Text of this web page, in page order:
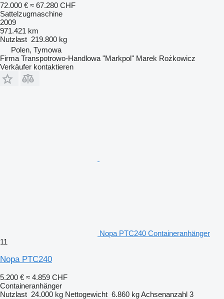
72.000 € ≈ 67.280 CHF
Sattelzugmaschine
2009
971.421 km
Nutzlast 219.800 kg
Polen, Tymowa
Firma Transpotrowo-Handlowa "Markpol" Marek Rożkowicz
Verkäufer kontaktieren
Nopa PTC240 Containeranhänger
11
Nopa PTC240
5.200 € ≈ 4.859 CHF
Containeranhänger
Nutzlast 24.000 kg Nettogewicht 6.860 kgAchsenanzahl 3